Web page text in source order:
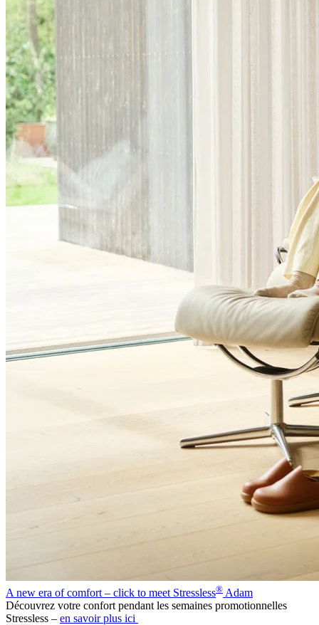
A new era of comfort – click to meet Stressless® Adam
Découvrez votre confort pendant les semaines promotionnelles
Stressless – en savoir plus ici